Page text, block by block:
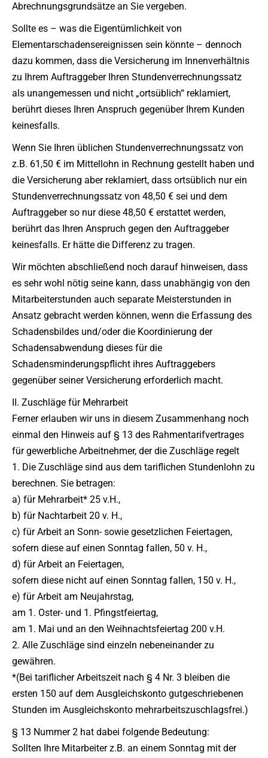
Abrechnungsgrundsätze an Sie vergeben.
Sollte es – was die Eigentümlichkeit von
Elementarschadensereignissen sein könnte – dennoch
dazu kommen, dass die Versicherung im Innenverhältnis
zu Ihrem Auftraggeber Ihren Stundenverrechnungssatz
als unangemessen und nicht „ortsüblich“ reklamiert,
berührt dieses Ihren Anspruch gegenüber Ihrem Kunden
keinesfalls.
Wenn Sie Ihren üblichen Stundenverrechnungssatz von
z.B. 61,50 € im Mittellohn in Rechnung gestellt haben und
die Versicherung aber reklamiert, dass ortsüblich nur ein
Stundenverrechnungssatz von 48,50 € sei und dem
Auftraggeber so nur diese 48,50 € erstattet werden,
berührt das Ihren Anspruch gegen den Auftraggeber
keinesfalls. Er hätte die Differenz zu tragen.
Wir möchten abschließend noch darauf hinweisen, dass
es sehr wohl nötig seine kann, dass unabhängig von den
Mitarbeiterstunden auch separate Meisterstunden in
Ansatz gebracht werden können, wenn die Erfassung des
Schadensbildes und/oder die Koordinierung der
Schadensabwendung dieses für die
Schadensminderungspflicht ihres Auftraggebers
gegenüber seiner Versicherung erforderlich macht.
II. Zuschläge für Mehrarbeit
Ferner erlauben wir uns in diesem Zusammenhang noch
einmal den Hinweis auf § 13 des Rahmentarifvertrages
für gewerbliche Arbeitnehmer, der die Zuschläge regelt
1. Die Zuschläge sind aus dem tariflichen Stundenlohn zu
berechnen. Sie betragen:
a) für Mehrarbeit* 25 v.H.,
b) für Nachtarbeit 20 v. H.,
c) für Arbeit an Sonn- sowie gesetzlichen Feiertagen,
sofern diese auf einen Sonntag fallen, 50 v. H.,
d) für Arbeit an Feiertagen,
sofern diese nicht auf einen Sonntag fallen, 150 v. H.,
e) für Arbeit am Neujahrstag,
am 1. Oster- und 1. Pfingstfeiertag,
am 1. Mai und an den Weihnachtsfeiertag 200 v.H.
2. Alle Zuschläge sind einzeln nebeneinander zu
gewähren.
*(Bei tariflicher Arbeitszeit nach § 4 Nr. 3 bleiben die
ersten 150 auf dem Ausgleichskonto gutgeschriebenen
Stunden im Ausgleichskonto mehrarbeitszuschlagsfrei.)
§ 13 Nummer 2 hat dabei folgende Bedeutung:
Sollten Ihre Mitarbeiter z.B. an einem Sonntag mit der